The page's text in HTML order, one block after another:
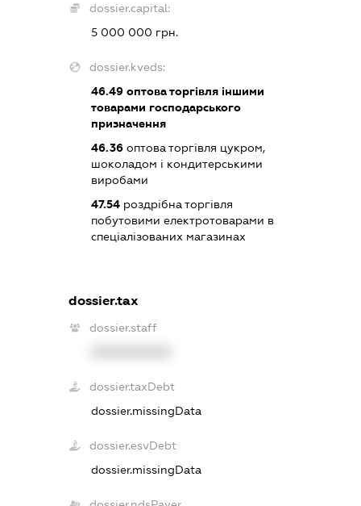
dossier.capital:
5 000 000 грн.
dossier.kveds:
46.49оптова торгівля іншими
товарами господарського
призначення
46.36оптова торгівля цукром,
шоколадом і кондитерськими
виробами
47.54роздрібна торгівля
побутовими електротоварами в
спеціалізованих магазинах
dossier.tax
dossier.staff
dossier.taxDebt
dossier.missingData
dossier.esvDebt
dossier.missingData